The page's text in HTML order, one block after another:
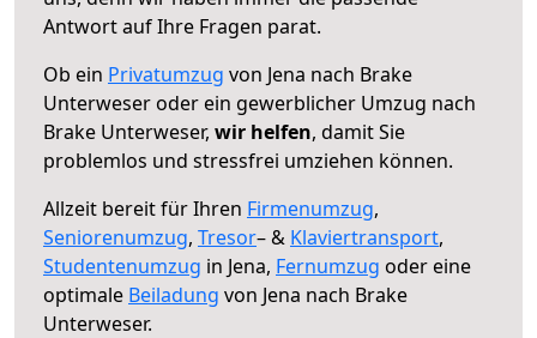
Antwort auf Ihre Fragen parat.
Ob ein Privatumzug von Jena nach Brake
Unterweser oder ein gewerblicher Umzug nach
Brake Unterweser, wir helfen, damit Sie
problemlos und stressfrei umziehen können.
Allzeit bereit für Ihren Firmenumzug,
Seniorenumzug, Tresor– & Klaviertransport,
Studentenumzug in Jena, Fernumzug oder eine
optimale Beiladung von Jena nach Brake
Unterweser.